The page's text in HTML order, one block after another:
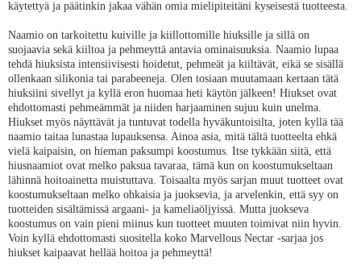
käytettyä ja päätinkin jakaa vähän omia mielipiteitäni kyseisestä tuotteesta.
Naamio on tarkoitettu kuiville ja kiillottomille hiuksille ja sillä on
suojaavia sekä kiiltoa ja pehmeyttä antavia ominaisuuksia. Naamio lupaa
tehdä hiuksista intensiivisesti hoidetut, pehmeät ja kiiltävät, eikä se sisällä
ollenkaan silikonia tai parabeeneja. Olen tosiaan muutamaan kertaan tätä
hiuksiini sivellyt ja kyllä eron huomaa heti käytön jälkeen! Hiukset ovat
ehdottomasti pehmeämmät ja niiden harjaaminen sujuu kuin unelma.
Hiukset myös näyttävät ja tuntuvat todella hyväkuntoisilta, joten kyllä tää
naamio taitaa lunastaa lupauksensa. Ainoa asia, mitä tältä tuotteelta ehkä
vielä kaipaisin, on hieman paksumpi koostumus. Itse tykkään siitä, että
hiusnaamiot ovat melko paksua tavaraa, tämä kun on koostumukseltaan
lähinnä hoitoainetta muistuttava. Toisaalta myös sarjan muut tuotteet ovat
koostumukseltaan melko ohkaisia ja juoksevia, ja arvelenkin, että syy on
tuotteiden sisältämissä argaani- ja kameliaöljyissä. Mutta juokseva
koostumus on vain pieni miinus kun tuotteet muuten toimivat niin hyvin.
Voin kyllä ehdottomasti suositella koko Marvellous Nectar -sarjaa jos
hiukset kaipaavat hellää hoitoa ja pehmeyttä!